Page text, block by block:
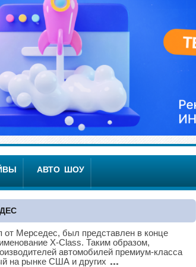
АВТО ШОУ
от Мерседес, был представлен в конце
X-Class. Таким образом,
автомобилей премиум-класса
на рынке США и других